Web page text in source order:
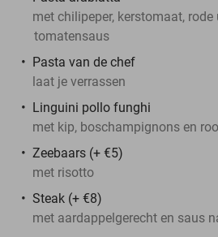
met chilipeper, kerstomaat, rode
tomatensaus
Pasta van de chef
laat je verrassen
Linguini pollo funghi
met kip, boschampignons en
Zeebaars (+ €5)
met risotto
Steak (+ €8)
met aardappelgerecht en saus